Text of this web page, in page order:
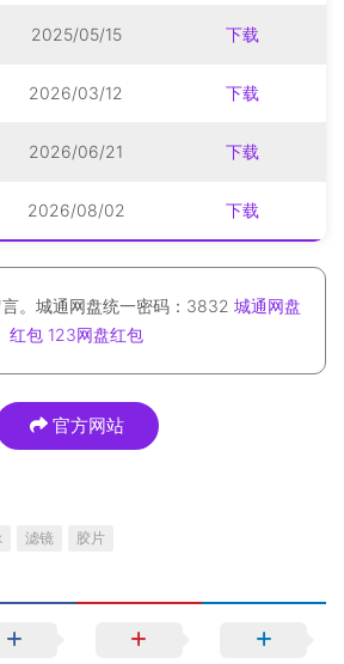
2025/05/15 下载
2026/03/12 下载
2026/06/21 下载
2026/08/02 下载
。城通网盘统一密码：3832 城通网盘
红包 123网盘红包
官方网站
滤镜 胶片